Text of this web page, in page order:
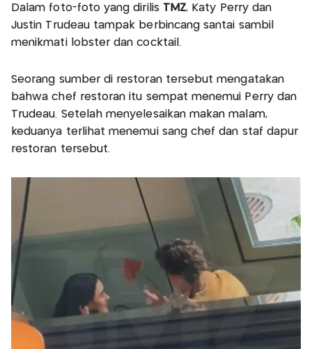
Dalam foto-foto yang dirilisTMZ, Katy Perry dan
Justin Trudeau tampak berbincang santai sambil
menikmati lobster dan cocktail.
Seorang sumber di restoran tersebut mengatakan
bahwa chef restoran itu sempat menemui Perry dan
Trudeau. Setelah menyelesaikan makan malam,
keduanya terlihat menemui sang chef dan staf dapur
restoran tersebut.